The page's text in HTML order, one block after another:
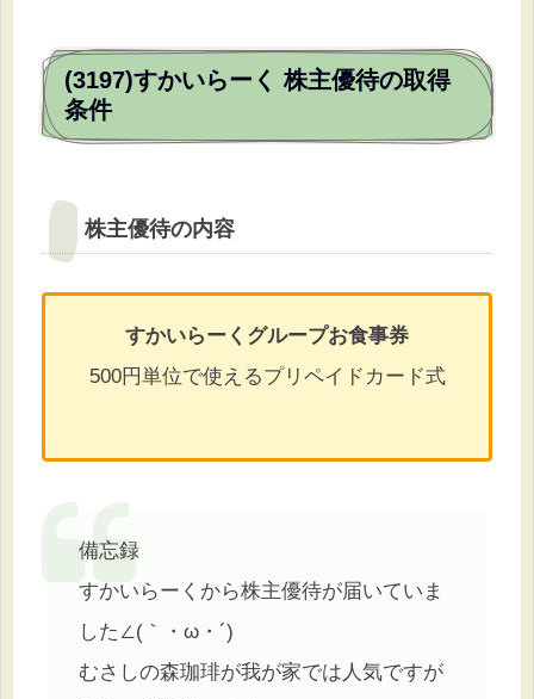
(3197)すかいらーく 株主優待の取得
条件
株主優待の内容
すかいらーくグループお食事券
500円単位で使えるプリペイドカード式
備忘録
すかいらーくから株主優待が届いていま
した∠(｀・ω・´)
むさしの森珈琲が我が家では人気ですが